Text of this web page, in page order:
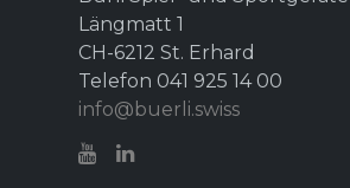
Längmatt 1
CH-6212 St. Erhard
Telefon 041 925 14 00
info@buerli.swiss